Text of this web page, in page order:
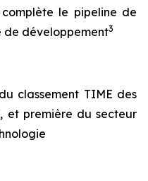
le pipeline de
de développement3
classement TIME des
et première du secteur